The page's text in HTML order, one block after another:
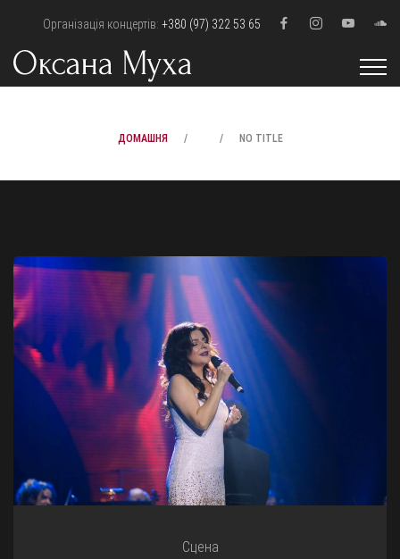
Організація концертів: +380 (97) 322 53 65
ДОМАШНЯ NO TITLE
Сцена